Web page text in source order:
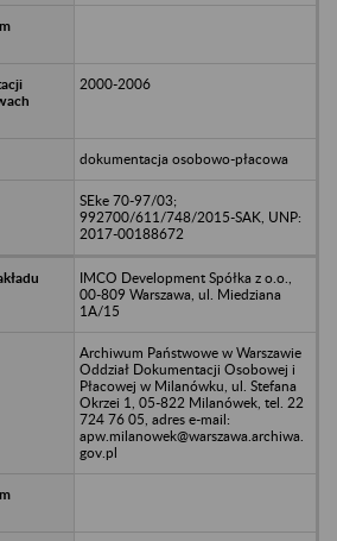
2000-2006
dokumentacja osobowo-płacowa
SEke 70-97/03;
992700/611/748/2015-SAK, UNP:
2017-00188672
IMCO Development Spółka z o.o.,
00-809 Warszawa, ul. Miedziana
1A/15
Archiwum Państwowe w Warszawie
Oddział Dokumentacji Osobowej i
Płacowej w Milanówku, ul. Stefana
Okrzei 1, 05-822 Milanówek, tel. 22
724 76 05, adres e-mail:
apw.milanowek@warszawa.archiwa.
gov.pl